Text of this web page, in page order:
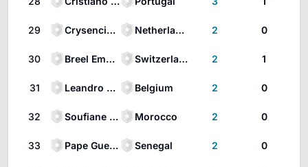
29 Crysencio Summerville Netherlands 2 0
30 Breel Embolo Switzerland 2 1
31 Leandro Trossard Belgium 2 0
32 Soufiane Rahimi Morocco 2 0
33 Pape Gueye Senegal 2 0